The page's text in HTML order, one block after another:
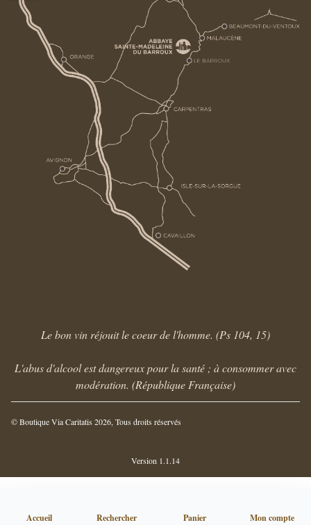
Le bon vin réjouit le coeur de l'homme. (Ps 104, 15)
L'abus d'alcool est dangereux pour la santé ; à consommer avec
modération. (République Française)
© Boutique Via Caritatis 2026, Tous droits réservés
Version 1.1.14
Accueil Rechercher Panier Mon compte